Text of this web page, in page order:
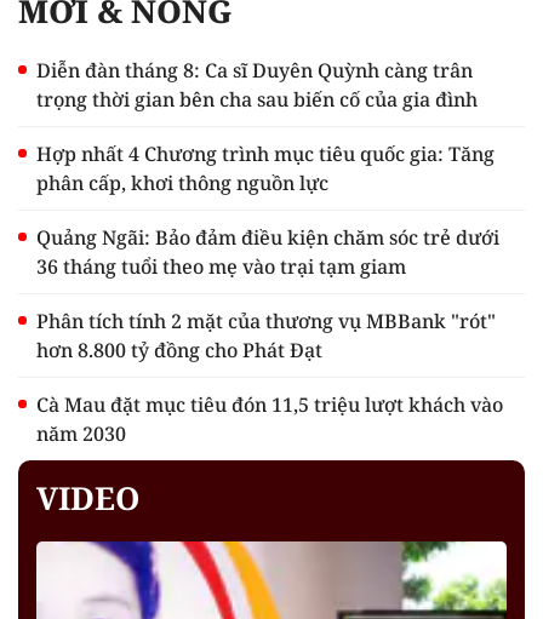
MỚI & NÓNG
Diễn đàn tháng 8: Ca sĩ Duyên Quỳnh càng trân
trọng thời gian bên cha sau biến cố của gia đình
Hợp nhất 4 Chương trình mục tiêu quốc gia: Tăng
phân cấp, khơi thông nguồn lực
Quảng Ngãi: Bảo đảm điều kiện chăm sóc trẻ dưới
36 tháng tuổi theo mẹ vào trại tạm giam
Phân tích tính 2 mặt của thương vụ MBBank "rót"
hơn 8.800 tỷ đồng cho Phát Đạt
Cà Mau đặt mục tiêu đón 11,5 triệu lượt khách vào
năm 2030
VIDEO